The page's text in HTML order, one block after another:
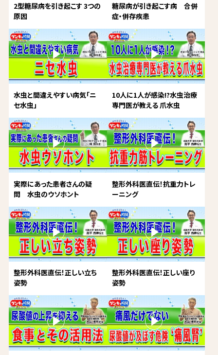
2型糖尿病を引き起こす 3つの
原因
糖尿病が引き起こす病 合併
症・併存疾患
水虫と間違えやすい病気「ニ
セ水虫」
10人に1人が感染!?水虫治療
専門医が教える 爪水虫
実際にあった患者さんの疑
問 水虫のウソホント
整形外科医直伝！抗重力トレ
ーニング
整形外科医直伝！正しい立ち
姿勢
整形外科医直伝！正しい座り
姿勢